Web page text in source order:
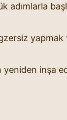
adımlarla
yapmak
yeniden inşa